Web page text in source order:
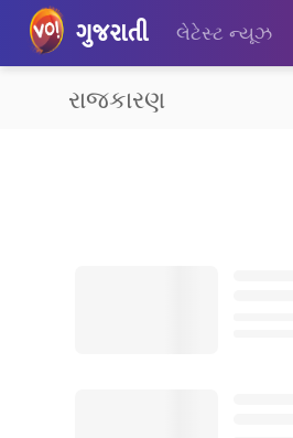
ગુજરાતી લેટેસ્ટ ન્યૂઝ
રાજકારણ